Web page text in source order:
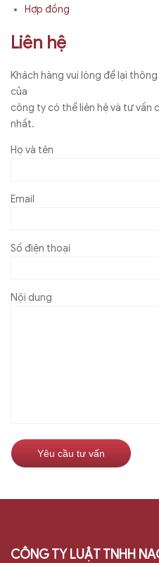
Hợp đồng
Liên hệ
Khách hàng vui lòng để lại
của
công ty có thể liên hệ và tư
nhất.
Họ và tên
Email
Số điện thoại
Nội dung
CÔNG TY LUẬT TNHH